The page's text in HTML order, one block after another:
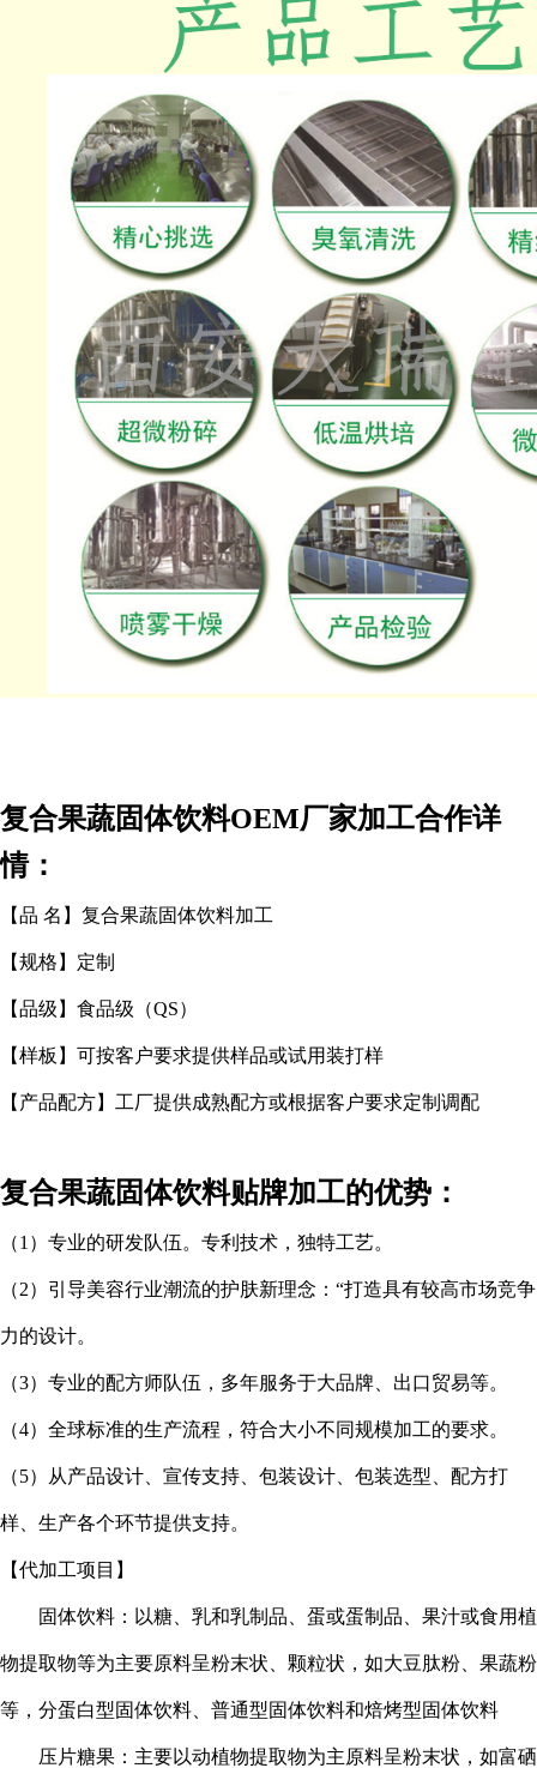
复合果蔬固体饮料OEM厂家加工合作详
情：
【品 名】复合果蔬固体饮料加工
【规格】定制
【品级】食品级（QS）
【样板】可按客户要求提供样品或试用装打样
【产品配方】工厂提供成熟配方或根据客户要求定制调配
复合果蔬固体饮料贴牌加工的优势：
（1 ）专业的研发队伍。专利技术，独特工艺。
（2）引导美容行业潮流的护肤新理念：“打造具有较高市场竞争
力的设计。
（3）专业的配方师队伍，多年服务于大品牌、出口贸易等。
（4）全球标准的生产流程，符合大小不同规模加工的要求。
（5）从产品设计、宣传支持、包装设计、包装选型、配方打
样、生产各个环节提供支持。
【代加工项目】
固体饮料：以糖、乳和乳制品、蛋或蛋制品、果汁或食用植
物提取物等为主要原料呈粉末状、颗粒状，如大豆肽粉、果蔬粉
等，分蛋白型固体饮料、普通型固体饮料和焙烤型固体饮料
压片糖果：主要以动植物提取物为主原料呈粉末状，如富硒